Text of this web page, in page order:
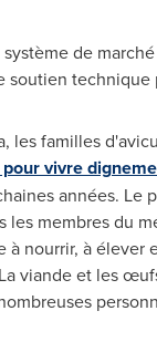
de
les familles
vivre
années. Le
membres du
nourrir, à élever
viande et les